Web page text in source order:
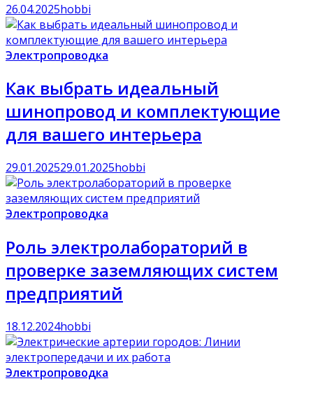
26.04.2025hobbi
Электропроводка
Как выбрать идеальный
шинопровод и комплектующие
для вашего интерьера
29.01.202529.01.2025hobbi
Электропроводка
Роль электролабораторий в
проверке заземляющих систем
предприятий
18.12.2024hobbi
Электропроводка